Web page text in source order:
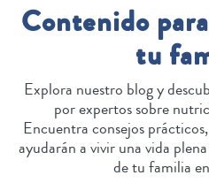
Contenido
tu
Explora nuestro blog y
por expertos sobre
Encuentra consejos
ayudarán a vivir una vida
de tu familia